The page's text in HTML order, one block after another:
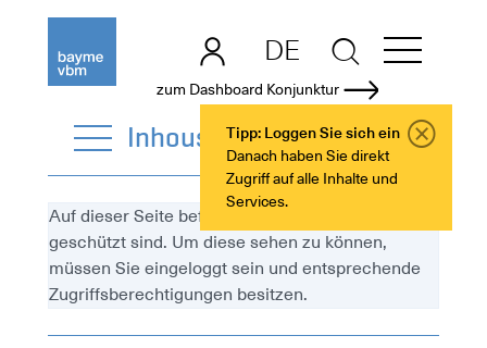
zum Dashboard Konjunktur
Tipp: Loggen Sie sich ein
Danach haben Sie direkt
Zugriff auf alle Inhalte und
Services.
DE
EN
InhouseTrainings
Auf dieser Seite befinden sich Elemente, die
geschützt sind. Um diese sehen zu können,
müssen Sie eingeloggt sein und entsprechende
Zugriffsberechtigungen besitzen.